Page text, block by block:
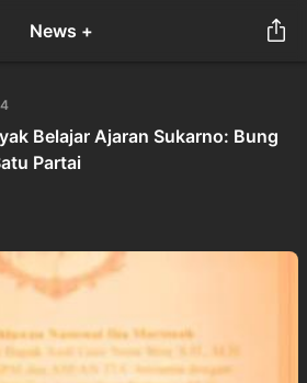
News +
Belajar Ajaran Sukarno: Bung
Partai